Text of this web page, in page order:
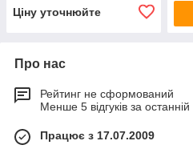
Ціну уточнюйте
Про нас
Рейтинг не сформований
Менше 5 відгуків за останній
Працює з 17.07.2009